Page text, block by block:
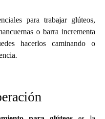
para trabajar glúteos,
o barra incrementa
hacerlos caminando o